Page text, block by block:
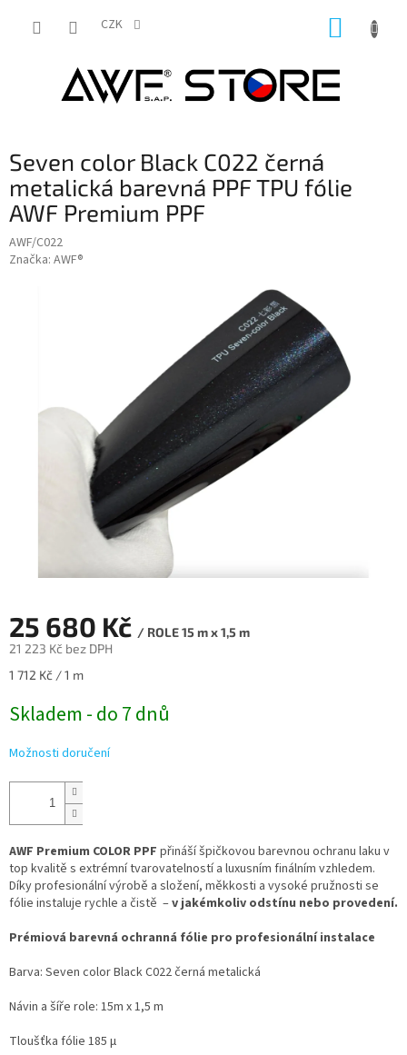
CZK
Seven color Black C022 černá
metalická barevná PPF TPU fólie
AWF Premium PPF
AWF/C022
Značka: AWF®
25 680 Kč / ROLE 15 m x 1,5 m
21 223 Kč bez DPH
Měrná
1 712 Kč / 1 m
Skladem - do 7 dnů
Možnosti doručení
AWF Premium COLOR PPF přináší špičkovou barevnou ochranu laku v
top kvalitě s extrémní tvarovatelností a luxusním finálním vzhledem.
Díky profesionální výrobě a složení, měkkosti a vysoké pružnosti se
fólie instaluje rychle a čistě –v jakémkoliv odstínu nebo provedení.
Prémiová barevná ochranná fólie pro profesionální instalace
Barva: Seven color Black C022 černá metalická
Návin a šíře role: 15m x 1,5 m
Tloušťka fólie 185 µ